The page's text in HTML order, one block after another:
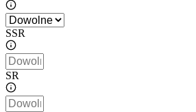
SSR
SR